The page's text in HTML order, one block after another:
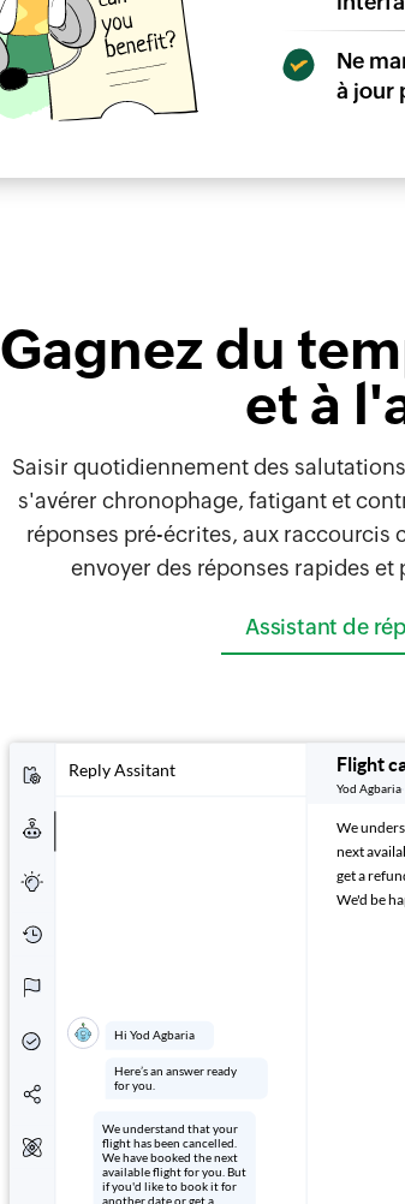
Ne
à jour
Gagnez du
et à
Saisir quotidiennement des
s'avérer chronophage, fatigant et
réponses pré-écrites, aux
envoyer des réponses rapides
Assistant de